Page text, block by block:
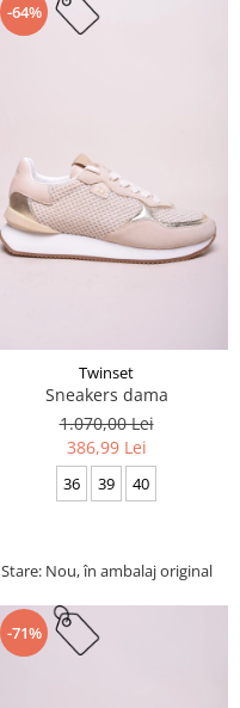
-64%
Twinset
Sneakers dama
1.070,00 Lei
386,99 Lei
36 39 40
Stare: Nou, în ambalaj original
-71%